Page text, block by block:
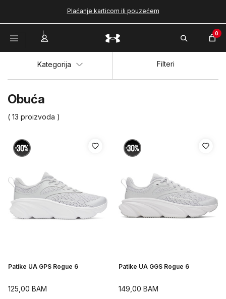
Plaćanje karticom ili pouzećem
0
Obuća
( 13 proizvoda )
Kategorija Filteri
Patike UA GPS Rogue 6
125,00 BAM
Patike UA GGS Rogue 6
149,00 BAM